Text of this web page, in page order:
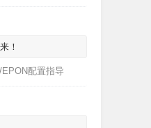
！
配置指导